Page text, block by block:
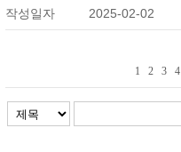
작성일자 2025-02-02
1 2 3 4